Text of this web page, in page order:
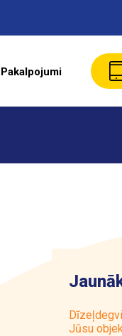
Pakalpojumi
Par ASTARTE
Jūsu